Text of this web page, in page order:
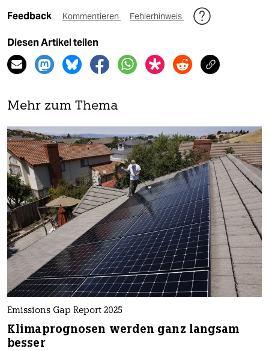
Feedback Kommentieren Fehlerhinweis
Diesen Artikel teilen
Mehr zum Thema
Emissions Gap Report 2025
Klimaprognosen werden ganz langsam
besser